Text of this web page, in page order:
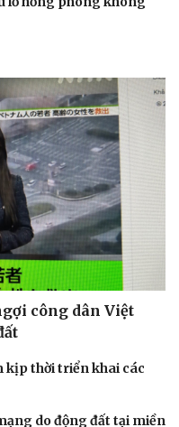
công dân Việt
kịp thời triển khai các
do động đất tại miền